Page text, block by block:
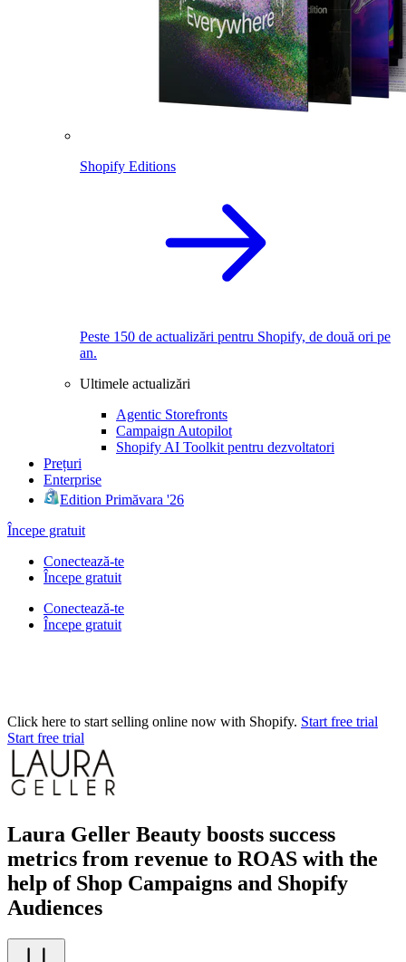
Shopify Editions
Peste 150 de actualizări pentru Shopify, de două ori pe
an.
Ultimele actualizări
Agentic Storefronts
Campaign Autopilot
Shopify AI Toolkit pentru dezvoltatori
Prețuri
Enterprise
Edition Primăvara '26
Începe gratuit
Conectează-te
Începe gratuit
Conectează-te
Începe gratuit
Click here to start selling online now with Shopify. Start free trial
Start free trial
Laura Geller Beauty boosts success
metrics from revenue to ROAS with the
help of Shop Campaigns and Shopify
Audiences